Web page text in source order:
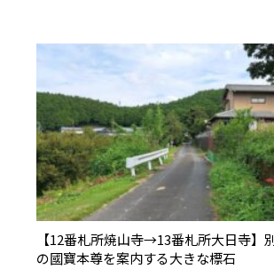
【12番札所焼山寺→13番札所大日寺】
の國寶本尊を案内する大きな標石